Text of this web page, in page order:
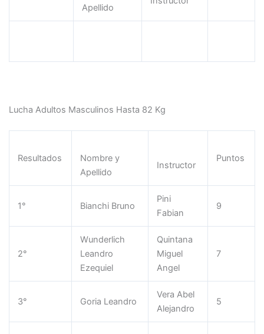
Apellido
Lucha Adultos Masculinos Hasta 82 Kg
Resultados
Nombre y
Apellido
Instructor
Puntos
1° Bianchi Bruno
Pini
Fabian
9
2°
Wunderlich
Leandro
Ezequiel
Quintana
Miguel
Angel
7
3° Goria Leandro
Vera Abel
Alejandro
5